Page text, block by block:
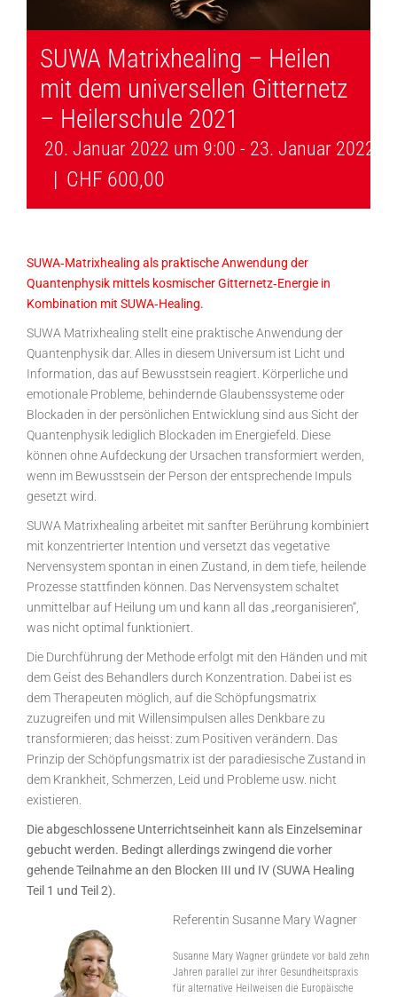
SUWA Matrixhealing – Heilen
mit dem universellen Gitternetz
– Heilerschule 2021
20. Januar 2022 um 9:00 - 23. Januar 2022
| CHF 600,00
SUWA‐Matrixhealing als praktische Anwendung der
Quantenphysik mittels kosmischer Gitternetz‐Energie in
Kombination mit SUWA‐Healing.
SUWA Matrixhealing stellt eine praktische Anwendung der
Quantenphysik dar. Alles in diesem Universum ist Licht und
Information, das auf Bewusstsein reagiert. Körperliche und
emotionale Probleme, behindernde Glaubenssysteme oder
Blockaden in der persönlichen Entwicklung sind aus Sicht der
Quantenphysik lediglich Blockaden im Energiefeld. Diese
können ohne Aufdeckung der Ursachen transformiert werden,
wenn im Bewusstsein der Person der entsprechende Impuls
gesetzt wird.
SUWA Matrixhealing arbeitet mit sanfter Berührung kombiniert
mit konzentrierter Intention und versetzt das vegetative
Nervensystem spontan in einen Zustand, in dem tiefe, heilende
Prozesse stattfinden können. Das Nervensystem schaltet
unmittelbar auf Heilung um und kann all das „reorganisieren“,
was nicht optimal funktioniert.
Die Durchführung der Methode erfolgt mit den Händen und mit
dem Geist des Behandlers durch Konzentration. Dabei ist es
dem Therapeuten möglich, auf die Schöpfungsmatrix
zuzugreifen und mit Willensimpulsen alles Denkbare zu
transformieren; das heisst: zum Positiven verändern. Das
Prinzip der Schöpfungsmatrix ist der paradiesische Zustand in
dem Krankheit, Schmerzen, Leid und Probleme usw. nicht
existieren.
Die abgeschlossene Unterrichtseinheit kann als Einzelseminar
gebucht werden. Bedingt allerdings zwingend die vorher
gehende Teilnahme an den Blocken III und IV (SUWA Healing
Teil 1 und Teil 2).
Referentin Susanne Mary Wagner
Susanne Mary Wagner gründete vor bald zehn
Jahren parallel zur ihrer Gesundheitspraxis
für alternative Heilweisen die Europäische